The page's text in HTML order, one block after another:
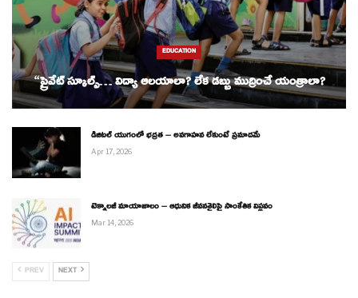
EDUCATION
“ప్రైవేట్ స్కూల్స్… విద్యా ఆలయాలా? లేక డబ్బు ముద్రించే యంత్రాలా?
డిజిటల్ యుగంలో భద్రత – అవగాహన లేకుంటే ప్రమాదమే
Apr 17, 2026
టెక్నాలజీ మాయాజాలం – ఆధునిక జీవనశైలిపై సాంకేతిక విప్లవం
Mar 14, 2026
PREV NEXT